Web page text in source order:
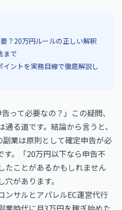
？20万円ルールの正しい解釈
まで
ントを実務目線で徹底解説し
って必要なの？」この疑問、
る道です。結論から言うと、
業は原則として確定申告が必
す。「20万円以下なら申告不
たことがあるかもしれません
があります。
ンサルとアパレルEC運営代行